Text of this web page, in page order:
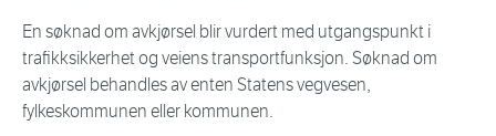
En søknad om avkjørsel blir vurdert med utgangspunkt i
trafikksikkerhet og veiens transportfunksjon. Søknad om
avkjørsel behandles av enten Statens vegvesen,
fylkeskommunen eller kommunen.